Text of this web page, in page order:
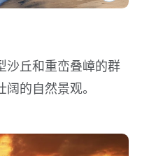
沙丘和重峦叠嶂的群
的自然景观。